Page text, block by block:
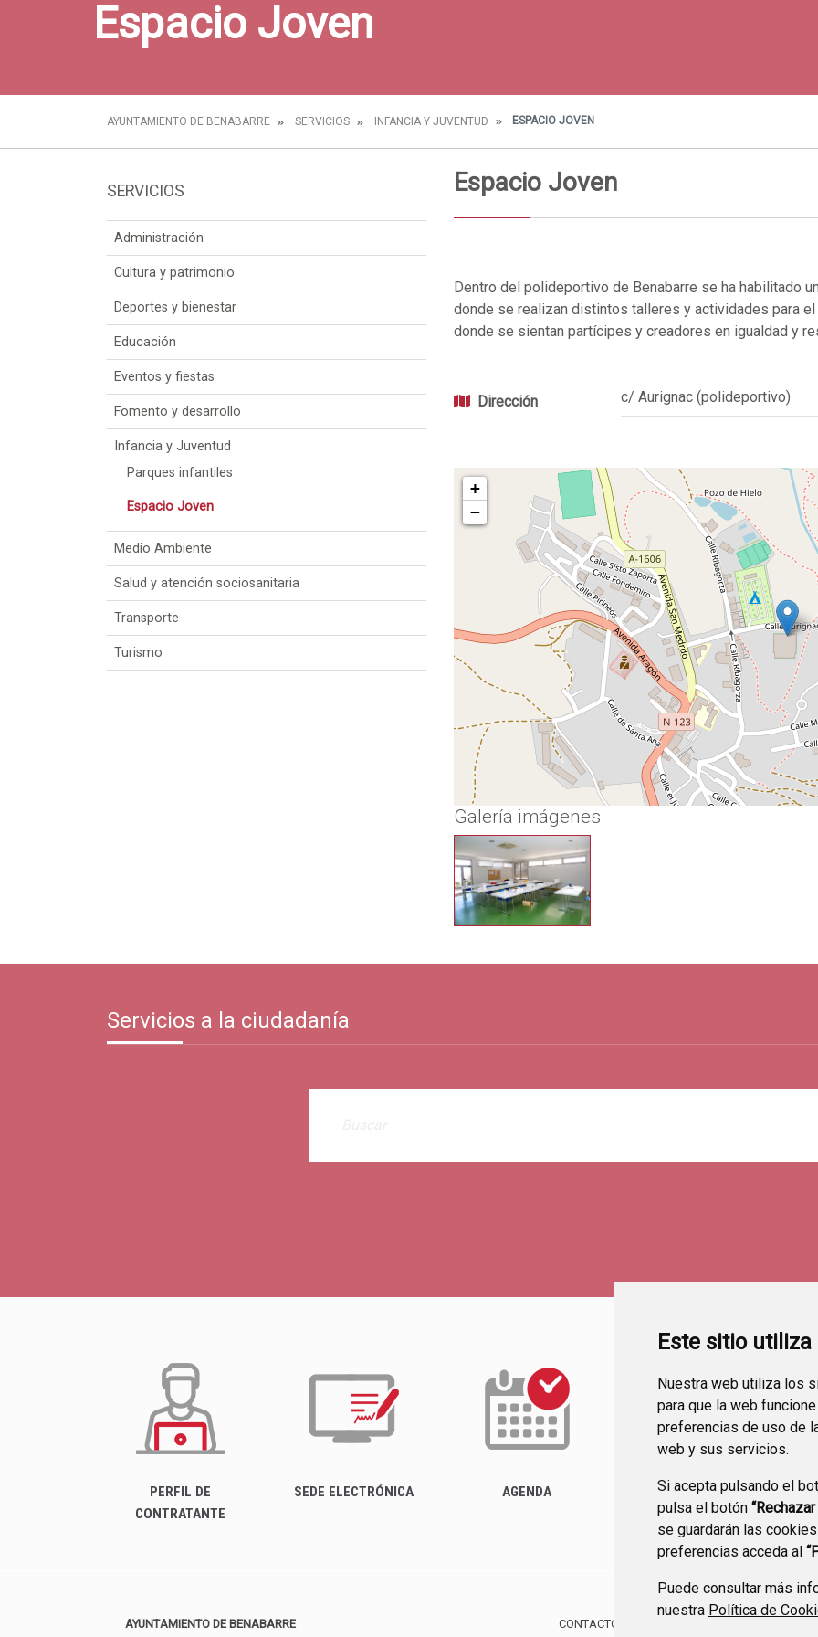
Este sitio
Nuestra web utiliza los
para que la web
preferencias de uso de
web y sus servicios.
Si acepta pulsando el
pulsa el botón
se guardarán las
preferencias acceda al
Puede consultar más
nuestra Política de
Espacio Joven
AYUNTAMIENTO DE BENABARRE SERVICIOS INFANCIA Y JUVENTUD ESPACIO JOVEN
SERVICIOS
Administración
Cultura y patrimonio
Deportes y bienestar
Educación
Eventos y fiestas
Fomento y desarrollo
Infancia y Juventud
Parques infantiles
Espacio Joven
Medio Ambiente
Salud y atención sociosanitaria
Transporte
Turismo
Espacio Joven
Dentro del polideportivo de Benabarre se ha habilitado
donde se realizan distintos talleres y actividades para
donde se sientan partícipes y creadores en igualdad y
Dirección c/ Aurignac (polideportivo)
+
−
Galería imágenes
Servicios a la ciudadanía
PERFIL DE
CONTRATANTE
SEDE ELECTRÓNICA AGENDA ACTUALIDAD
AYUNTAMIENTO DE BENABARRE CONTACTO